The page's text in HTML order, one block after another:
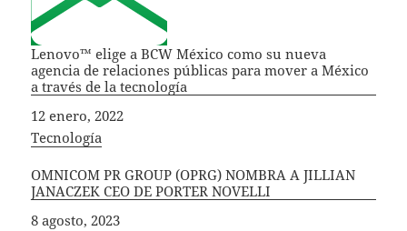
Lenovo™ elige a BCW México como su nueva
agencia de relaciones públicas para mover a México
a través de la tecnología
Fecha
12 enero, 2022
In relation to
Tecnología
OMNICOM PR GROUP (OPRG) NOMBRA A JILLIAN
JANACZEK CEO DE PORTER NOVELLI
Fecha
8 agosto, 2023